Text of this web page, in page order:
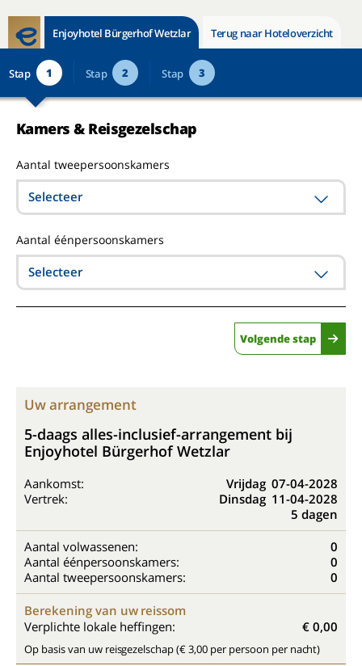
Enjoyhotel Bürgerhof Wetzlar Terug naar Hoteloverzicht
Stap 1 Stap 2 Stap 3
Kamers & Reisgezelschap
Aantal tweepersoonskamers
Selecteer
Aantal éénpersoonskamers
Selecteer
Volgende stap
Uw arrangement
5-daags alles-inclusief-arrangement bij
Enjoyhotel Bürgerhof Wetzlar
Aankomst: Vrijdag 07-04-2028
Vertrek:
Dinsdag 11-04-2028
5 dagen
Aantal volwassenen:
0
Aantal éénpersoonskamers:
0
Aantal tweepersoonskamers:
0
Berekening van uw reissom
Verplichte lokale heffingen:
€ 0,00
Op basis van uw reisgezelschap (€ 3,00 per persoon per nacht)